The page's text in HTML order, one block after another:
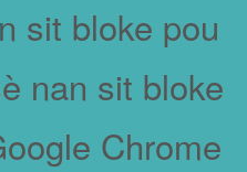
sit bloke pou
nan sit bloke
Chrome